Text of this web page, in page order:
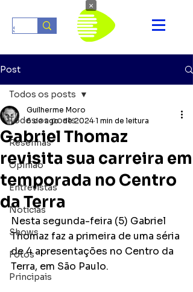
Post
Todos os posts
Resenhas
Opinião
Entrevistas
Notícias
Shows
Fotos
Principais
Todos os posts
Gabriel Thomaz
revisita sua carreira em
temporada no Centro
da Terra
Guilherme Moro
6 de ago. de 2024 1 min de leitura
Nesta segunda-feira (5) Gabriel
Thomaz faz a primeira de uma séria
de 4 apresentações no Centro da
Terra, em São Paulo.
×